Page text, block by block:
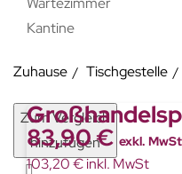
Kantine
Zuhause Tischgestelle
Zum Vergleich
hinzufügen
83,90 € exkl. MwSt
103,20 € inkl. MwSt